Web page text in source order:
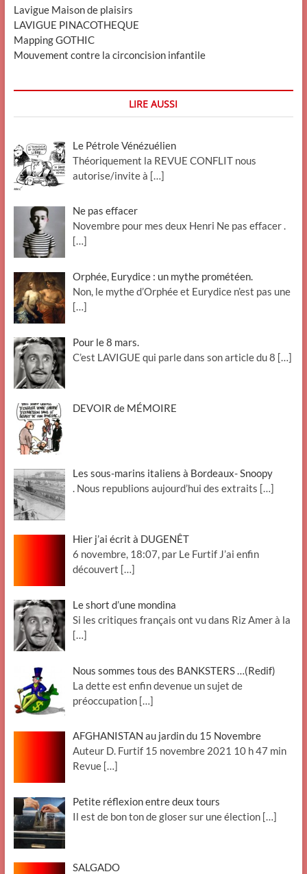
Lavigue Maison de plaisirs
LAVIGUE PINACOTHEQUE
Mapping GOTHIC
Mouvement contre la circoncision infantile
LIRE AUSSI
Le Pétrole Vénézuélien
Théoriquement la REVUE CONFLIT nous
autorise/invite à […]
Ne pas effacer
Novembre pour mes deux Henri Ne pas effacer .
[…]
Orphée, Eurydice : un mythe prométéen.
Non, le mythe d’Orphée et Eurydice n’est pas une
[…]
Pour le 8 mars.
C’est LAVIGUE qui parle dans son article du 8 […]
DEVOIR de MÉMOIRE
Les sous-marins italiens à Bordeaux- Snoopy
. Nous republions aujourd’hui des extraits […]
Hier j’ai écrit à DUGENÊT
6 novembre, 18:07, par Le Furtif J’ai enfin
découvert […]
Le short d’une mondina
Si les critiques français ont vu dans Riz Amer à la
[…]
Nous sommes tous des BANKSTERS …(Redif)
La dette est enfin devenue un sujet de
préoccupation […]
AFGHANISTAN au jardin du 15 Novembre
Auteur D. Furtif 15 novembre 2021 10 h 47 min
Revue […]
Petite réflexion entre deux tours
Il est de bon ton de gloser sur une élection […]
SALGADO